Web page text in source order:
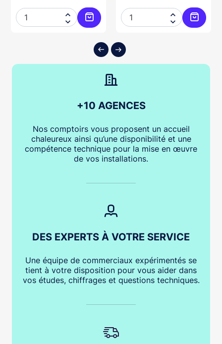
au panier


Ajouter au panier


+10 AGENCES
Nos comptoirs vous proposent un accueil
chaleureux ainsi qu’une disponibilité et une
compétence technique pour la mise en œuvre
de vos installations.
DES EXPERTS À VOTRE SERVICE
Une équipe de commerciaux expérimentés se
tient à votre disposition pour vous aider dans
vos études, chiffrages et questions techniques.